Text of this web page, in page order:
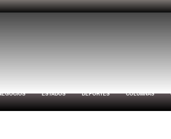
ESTADOS DEPORTES COLUMNAS